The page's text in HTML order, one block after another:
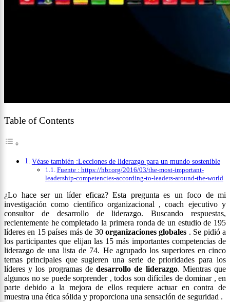
Table of Contents
Véase también :Lecciones de liderazgo para un mundo sostenible
Fuente : https://hbr.org/2016/03/the-most-important-
leadership-competencies-according-to-leaders-around-the-world
¿Lo hace ser un líder eficaz? Esta pregunta es un foco de mi
investigación como científico organizacional , coach ejecutivo y
consultor de desarrollo de liderazgo. Buscando respuestas,
recientemente he completado la primera ronda de un estudio de 195
líderes en 15 países más de 30 organizaciones globales . Se pidió a
los participantes que elijan las 15 más importantes competencias de
liderazgo de una lista de 74. He agrupado los superiores en cinco
temas principales que sugieren una serie de prioridades para los
líderes y los programas dedesarrollo de liderazgo. Mientras que
algunos no se puede sorprender , todos son difíciles de dominar , en
parte debido a la mejora de ellos requiere actuar en contra de
muestra una ética sólida y proporciona una sensación de seguridad .